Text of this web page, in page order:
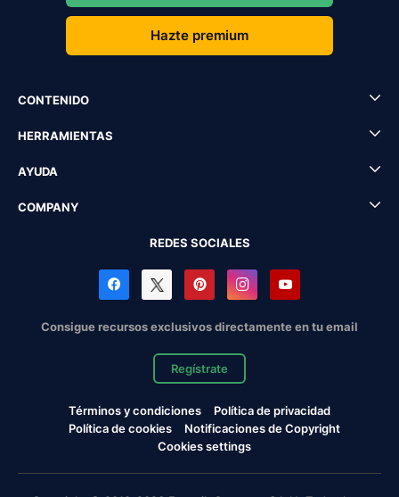
Hazte premium
CONTENIDO
HERRAMIENTAS
AYUDA
COMPANY
REDES SOCIALES
Consigue recursos exclusivos directamente en tu email
Regístrate
Términos y condiciones
Política de privacidad
Política de cookies
Notificaciones de Copyright
Cookies settings